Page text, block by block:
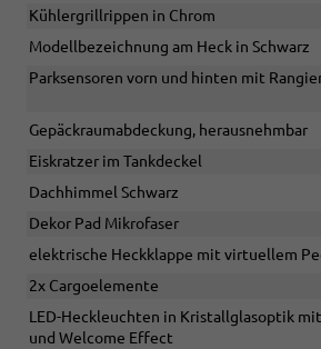
Kühlergrillrippen in Chrom
Modellbezeichnung am Heck in Schwarz
Parksensoren vorn und hinten mit
Gepäckraumabdeckung, herausnehmbar
Eiskratzer im Tankdeckel
Dachhimmel Schwarz
Dekor Pad Mikrofaser
elektrische Heckklappe mit virtuellem
2x Cargoelemente
LED-Heckleuchten in Kristallglasoptik
und Welcome Effect